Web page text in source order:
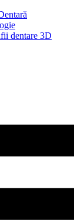
dentare 3D